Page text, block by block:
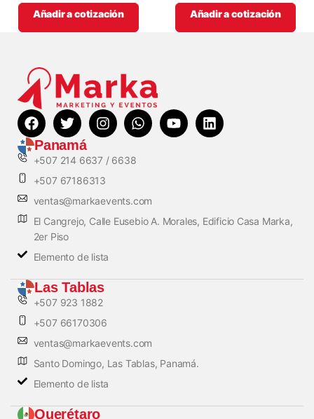
Añadir a cotización Añadir a cotización
Panamá
+507 214 6637 / 6638
+507 67186313
ventas@markaevents.com
El Cangrejo, Calle Eusebio A. Morales, Edificio Casa Marka,
2er Piso
Elemento de lista
Las Tablas
+507 923 1882
+507 66170306
ventas@markaevents.com
Santo Domingo, Las Tablas, Panamá.
Elemento de lista
Querétaro